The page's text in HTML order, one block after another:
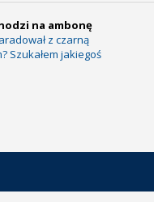
na ambonę
z czarną
Szukałem jakiegoś